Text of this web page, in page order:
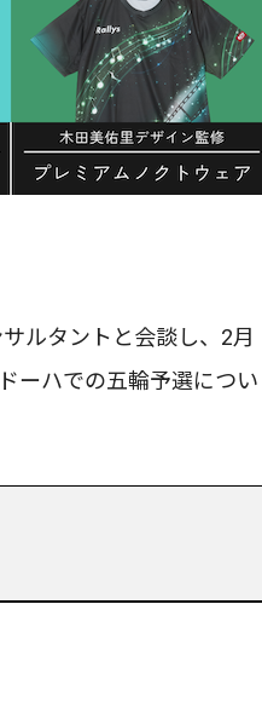
ルタントと会談し、2月
ーハでの五輪予選につい